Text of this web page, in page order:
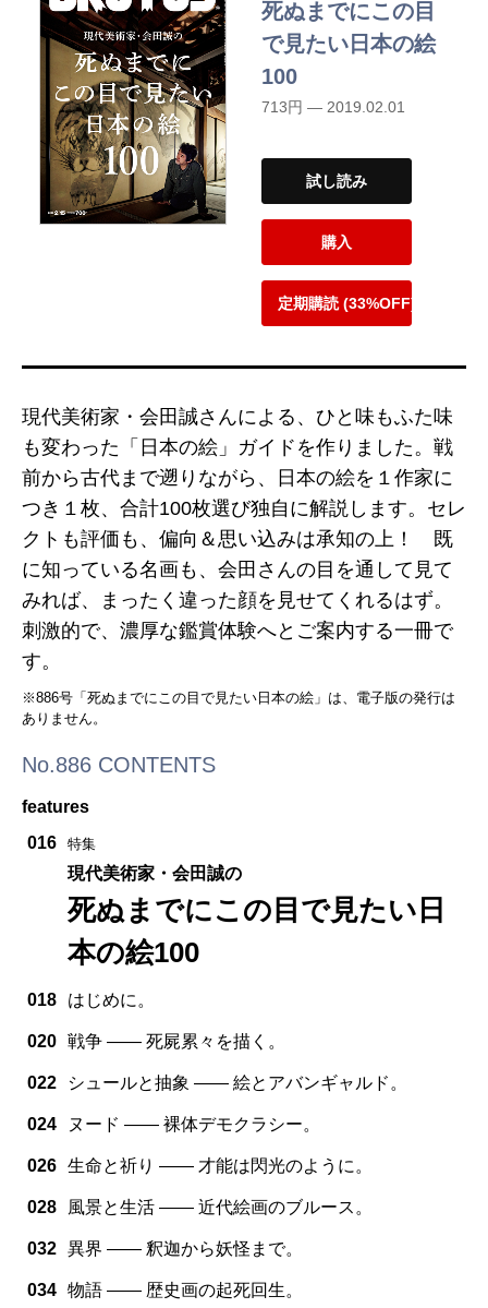
死ぬまでにこの目
で見たい日本の絵
100
713円 — 2019.02.01
試し読み
購入
定期購読 (33%OFF)
現代美術家・会田誠さんによる、ひと味もふた味
も変わった「日本の絵」ガイドを作りました。戦
前から古代まで遡りながら、日本の絵を１作家に
つき１枚、合計100枚選び独自に解説します。セレ
クトも評価も、偏向＆思い込みは承知の上！ 既
に知っている名画も、会田さんの目を通して見て
みれば、まったく違った顔を見せてくれるはず。
刺激的で、濃厚な鑑賞体験へとご案内する一冊で
す。
※886号「死ぬまでにこの目で見たい日本の絵」は、電子版の発行は
ありません。
No.886 CONTENTS
features
016
特集
現代美術家・会田誠の
死ぬまでにこの目で見たい日
本の絵100
018 はじめに。
020 戦争 —— 死屍累々を描く。
022 シュールと抽象 —— 絵とアバンギャルド。
024 ヌード —— 裸体デモクラシー。
026 生命と祈り —— 才能は閃光のように。
028 風景と生活 —— 近代絵画のブルース。
032 異界 —— 釈迦から妖怪まで。
034 物語 —— 歴史画の起死回生。